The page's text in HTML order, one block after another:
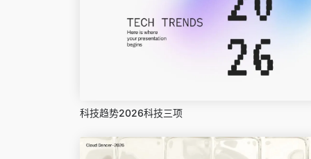
科技趋势2026科技三项